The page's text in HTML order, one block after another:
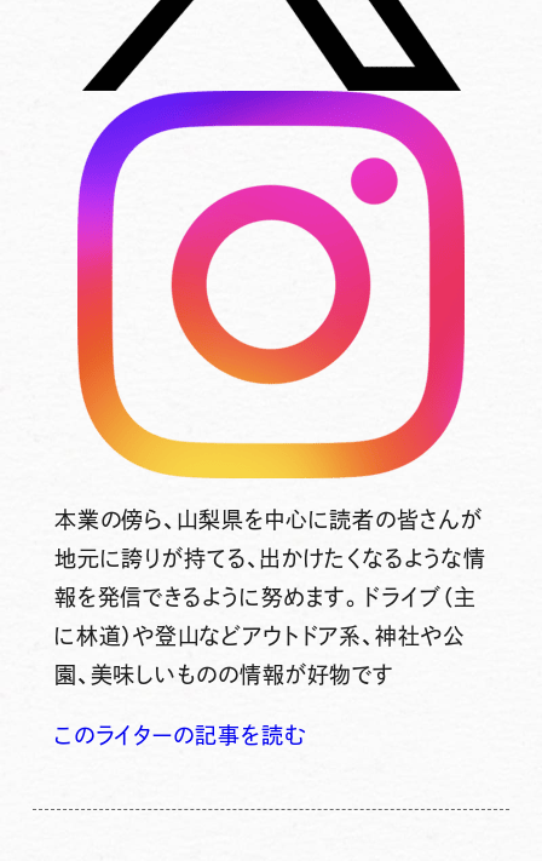
本業の傍ら、山梨県を中心に読者の皆さんが
地元に誇りが持てる、出かけたくなるような情
報を発信できるように努めます。ドライブ（主
に林道）や登山などアウトドア系、神社や公
園、美味しいものの情報が好物です
このライターの記事を読む